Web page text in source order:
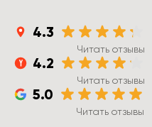
4.3
Читать отзывы
4.2
Читать отзывы
5.0
Читать отзывы